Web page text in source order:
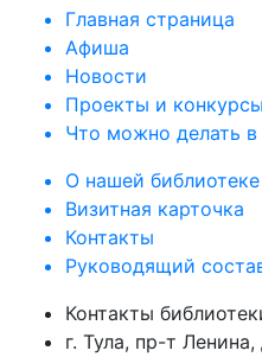
Главная страница
Афиша
Новости
Проекты и конкурсы
Что можно делать в
О нашей библиотеке
Визитная карточка
Контакты
Руководящий
Контакты
г. Тула, пр-т Ленина,